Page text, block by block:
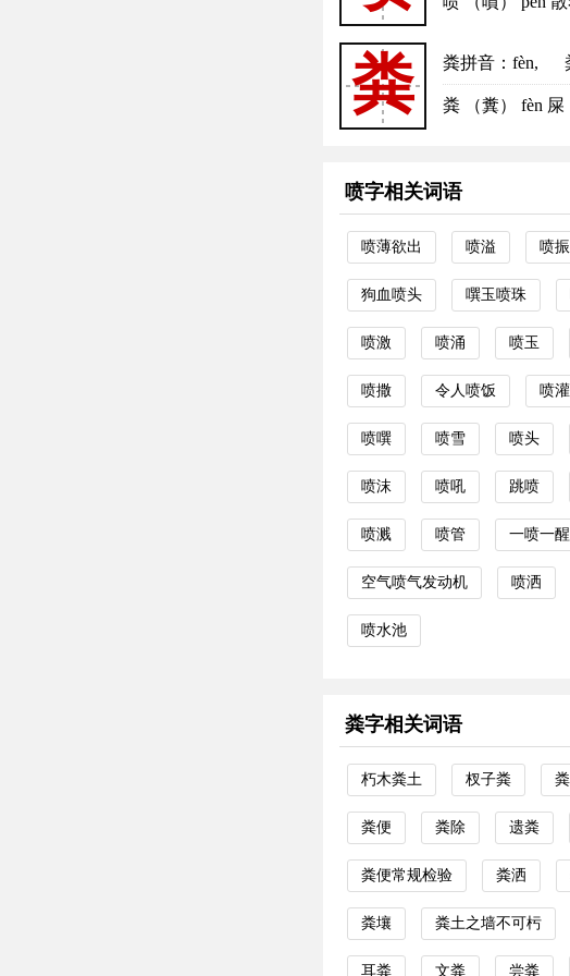
粪 粪拼音 ：fèn,
粪 （糞） fèn
喷字相关词语
喷薄欲出 喷溢 喷振
狗血喷头 噀玉喷珠
喷激 喷涌 喷玉
喷撒 令人喷饭 喷灌
喷噀 喷雪 喷头
喷沫 喷吼 跳喷
喷溅 喷管 一喷一醒
空气喷气发动机 喷洒
喷水池
粪字相关词语
朽木粪土 杈子粪
粪便 粪除 遗粪
粪便常规检验 粪洒
粪壤 粪土之墙不可杇
耳粪 文粪 尝粪